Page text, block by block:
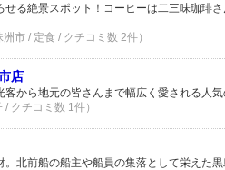
せる絶景スポット！コーヒーは二三味珈琲
洲市 / 定食 / クチコミ数 2件）
店
客から地元の皆さんまで幅広く愛される人
/ クチコミ数 1件）
。北前船の船主や船員の集落として栄えた